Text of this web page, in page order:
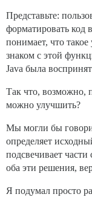
Представьте:
форматировать код
понимает, что
знаком с этой
Java была
Так что, возможно,
можно улучшить?
Мы могли бы
определяет
подсвечивает
оба эти решения,
Я подумал просто